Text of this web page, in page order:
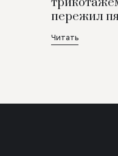
пережил
Читать